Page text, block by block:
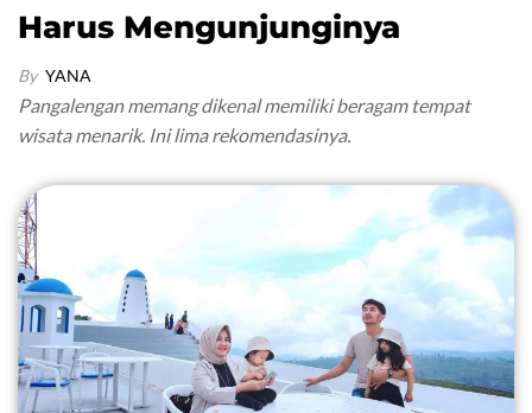
Harus Mengunjunginya
By YANA
Pangalengan memang dikenal memiliki beragam tempat
wisata menarik. Ini lima rekomendasinya.